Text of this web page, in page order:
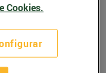
Cookies.